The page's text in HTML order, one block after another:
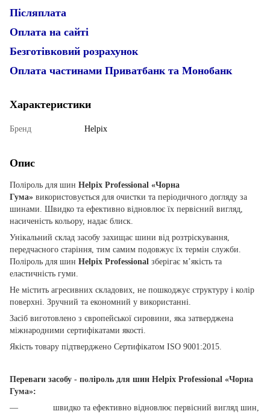
Післяплата
Оплата на сайті
Безготівковий розрахунок
Оплата частинами Приватбанк та Монобанк
Характеристики
Бренд Helpix
Опис
Поліроль для шин Helpix Professional «Чорна
Гума» використовується для очистки та періодичного догляду за
шинами. Швидко та ефективно відновлює їх первісний вигляд,
насиченість кольору, надає блиск.
Унікальний склад засобу захищає шини від розтріскування,
передчасного старіння, тим самим подовжує їх термін служби.
Поліроль для шин Helpix Professional зберігає м’якість та
еластичність гуми.
Не містить агресивних складових, не пошкоджує структуру і колір
поверхні. Зручний та економний у використанні.
Засіб виготовлено з європейської сировини, яка затверджена
міжнародними сертифікатами якості.
Якість товару підтверджено Сертифікатом ISO 9001:2015.
Переваги засобу - поліроль для шин Helpix Professional «Чорна
Гума»:
швидко та ефективно відновлює первісний вигляд шин,